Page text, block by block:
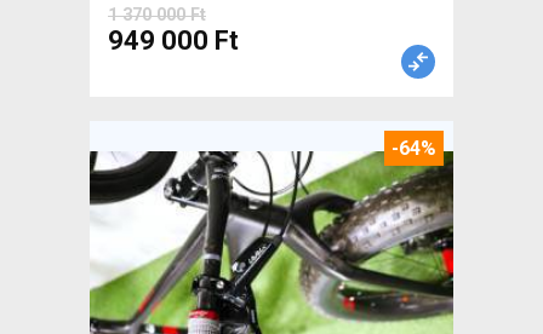
1 370 000 Ft
949 000 Ft
-64%